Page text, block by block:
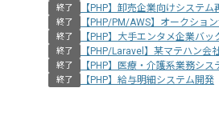
終了 【PHP】卸売企業向けシステム
終了 【PHP/PM/AWS】オークショ
終了 【PHP】大手エンタメ企業バ
終了 【PHP/Laravel】某マテハン会
終了 【PHP】医療・介護系業務シス
終了 【PHP】給与明細システム開発